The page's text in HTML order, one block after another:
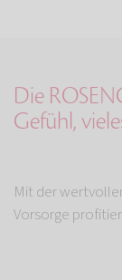
Die
Gefühl,
Mit der
Vorsorge